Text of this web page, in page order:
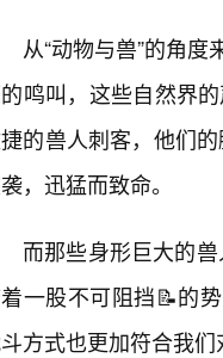
从“动物与兽”的角
鸣叫，这些自然界
的兽人刺客，他们
，迅猛而致命。
而那些身形巨大的
一股不可阻挡📝的
方式也更加符合我们